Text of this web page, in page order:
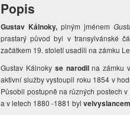
Popis
Gustav Kálnoky, plným jménem
prastarý původ byl v transylvánské
začátkem 19. století usadili na zámku
Gustav Kálnoky se narodilna zámku
aktivní služby vystoupil roku 1854 v
Působil postupně na různých postech
a v letech 1880 -1881 byl